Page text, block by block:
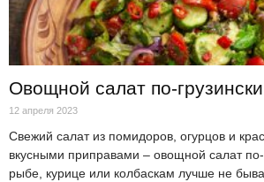
Овощной салат по-грузински
12 апреля 2023
Свежий салат из помидоров, огурцов и
вкусными приправами – овощной салат по-
рыбе, курице или колбаскам лучше не